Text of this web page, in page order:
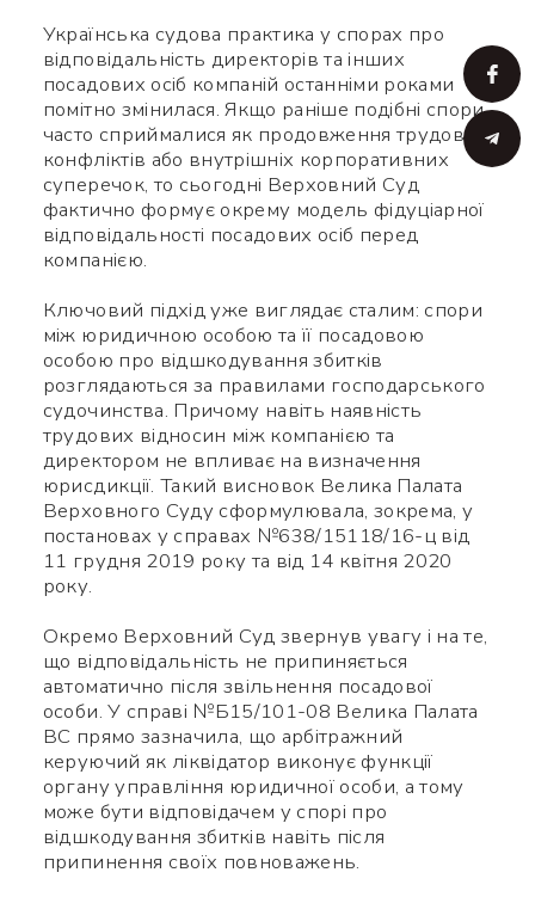
Українська судова практика у спорах про
відповідальність директорів та інших
посадових осіб компаній останніми роками
помітно змінилася. Якщо раніше подібні спори
часто сприймалися як продовження трудових
конфліктів або внутрішніх корпоративних
суперечок, то сьогодні Верховний Суд
фактично формує окрему модель фідуціарної
відповідальності посадових осіб перед
компанією.
Ключовий підхід уже виглядає сталим: спори
між юридичною особою та її посадовою
особою про відшкодування збитків
розглядаються за правилами господарського
судочинства. Причому навіть наявність
трудових відносин між компанією та
директором не впливає на визначення
юрисдикції. Такий висновок Велика Палата
Верховного Суду сформулювала, зокрема, у
постановах у справах №638/15118/16-ц від
11 грудня 2019 року та від 14 квітня 2020
року.
Окремо Верховний Суд звернув увагу і на те,
що відповідальність не припиняється
автоматично після звільнення посадової
особи. У справі №Б15/101-08 Велика Палата
ВС прямо зазначила, що арбітражний
керуючий як ліквідатор виконує функції
органу управління юридичної особи, а тому
може бути відповідачем у спорі про
відшкодування збитків навіть після
припинення своїх повноважень.